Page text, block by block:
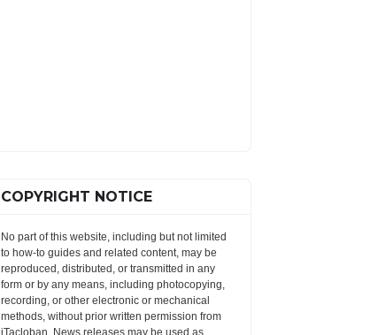
COPYRIGHT NOTICE
No part of this website, including but not limited
to how-to guides and related content, may be
reproduced, distributed, or transmitted in any
form or by any means, including photocopying,
recording, or other electronic or mechanical
methods, without prior written permission from
iTacloban. News releases may be used as